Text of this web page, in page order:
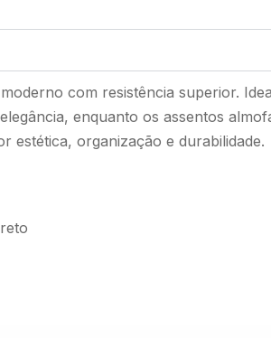
com resistência superior.
enquanto os assentos
estética, organização e durabilidade.